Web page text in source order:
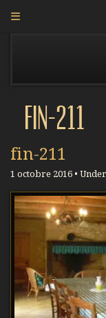
fin-211
fin-211
1 octobre 2016 •